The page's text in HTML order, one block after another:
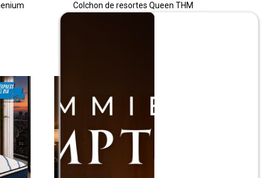
Colchon de resortes Queen THM
Ruthenium